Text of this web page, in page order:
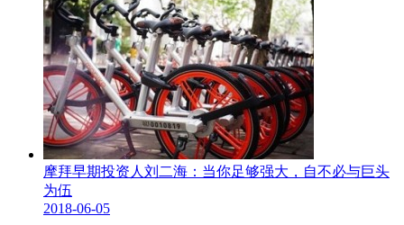
摩拜早期投资人刘二海：当你足够强大，自不必与巨头
为伍
2018-06-05